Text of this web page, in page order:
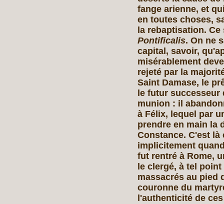
fange arienne, et
en toutes choses,
la rebaptisation.
Pontificalis. On ne
capital, savoir,
misérablement
rejeté par la
Saint Damase, le
le futur
munion : il
à Félix, lequel par
prendre en main la
Constance. C'est là
implicitement
fut rentré à Rome,
le clergé, à tel
massacrés au pied
couronne du
l'authenticité de